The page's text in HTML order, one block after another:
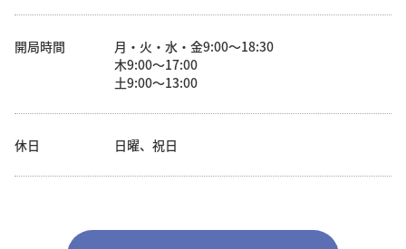
開局時間
月・火・水・金9:00～18:30
木9:00～17:00
土9:00～13:00
休日 日曜、祝日